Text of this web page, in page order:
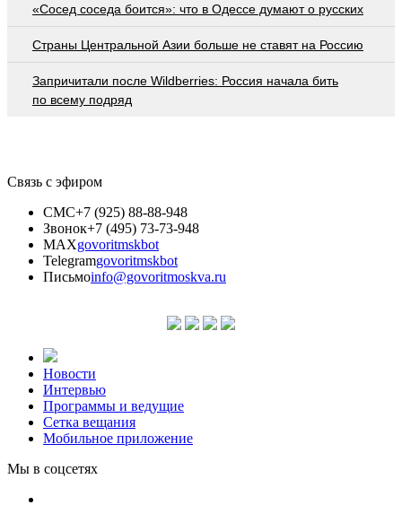
«Сосед соседа боится»: что в Одессе думают о русских
Страны Центральной Азии больше не ставят на Россию
Запричитали после Wildberries: Россия начала бить
по всему подряд
Связь с эфиром
СМС+7 (925) 88-88-948
Звонок+7 (495) 73-73-948
MAXgovoritmskbot
Telegramgovoritmskbot
Письмоinfo@govoritmoskva.ru
Новости
Интервью
Программы и ведущие
Сетка вещания
Мобильное приложение
Мы в соцсетях